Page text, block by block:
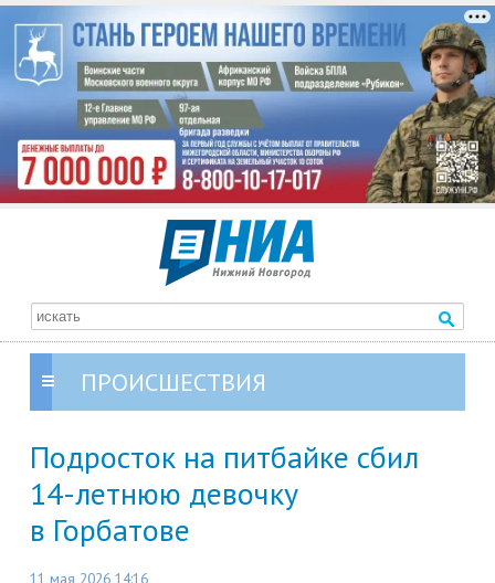
ПРОИСШЕСТВИЯ
Подросток на питбайке сбил
14-летнюю девочку
в Горбатове
11 мая 2026 14:16